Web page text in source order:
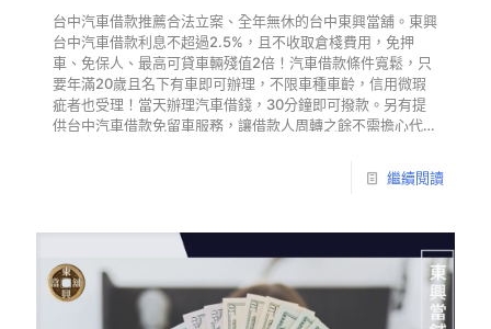
台中汽車借款推薦合法立案、全年無休的台中東興當舖。東興
台中汽車借款利息不超過2.5%，且不收取倉棧費用，免押
車、免保人、最高可貸車輛殘值2倍！汽車借款條件寬鬆，只
要年滿20歲且名下有車即可辦理，不限車種車齡，信用微瑕
疵者也受理！當天辦理汽車借錢，30分鐘即可撥款。另有提
供台中汽車借款免留車服務，讓借款人周轉之餘不需擔心代步
繼續閱讀